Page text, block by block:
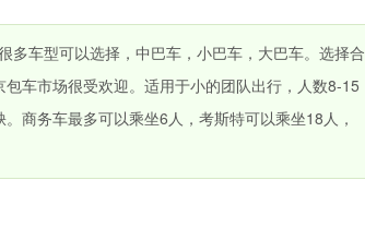
车型可以选择，中巴车，小巴车，大巴车。选择合
车市场很受欢迎。适用于小的团队出行，人数8-15
商务车最多可以乘坐6人，考斯特可以乘坐18人，